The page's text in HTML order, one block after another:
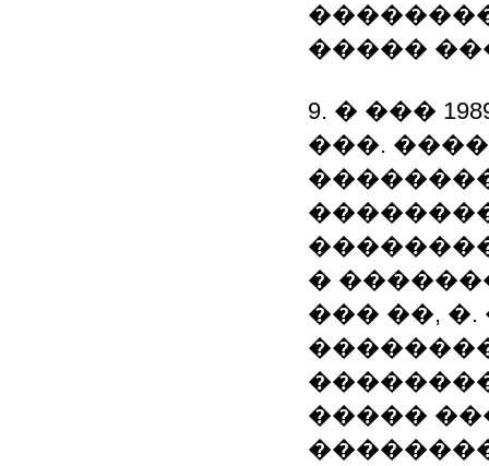
�����
9. � ���
���.
�
��� ��,
�����